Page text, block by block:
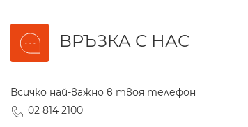
ВРЪЗКА С НАС
Всичко най-важно в твоя телефон
02 814 2100